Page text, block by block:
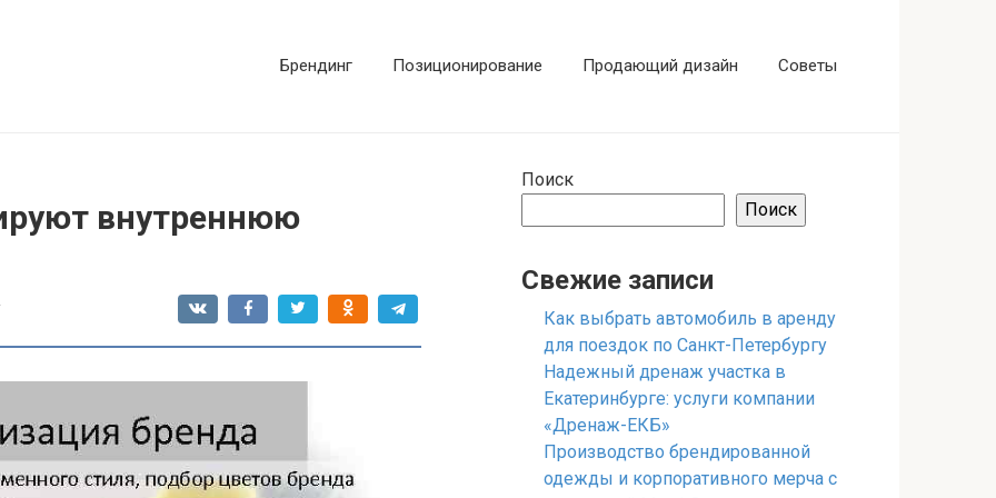
Брендинг Позиционирование Продающий дизайн Советы
внутреннюю
Поиск
Поиск
Свежие записи
Как выбрать автомобиль в аренду
для поездок по Санкт-Петербургу
Надежный дренаж участка в
Екатеринбурге: услуги компании
«Дренаж-ЕКБ»
Производство брендированной
одежды и корпоративного мерча с